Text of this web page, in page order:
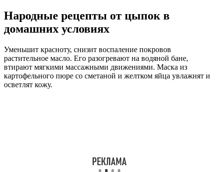
Народные рецепты от цыпок в
домашних условиях
Уменьшит красноту, снизит воспаление покровов
растительное масло. Его разогревают на водяной бане,
втирают мягкими массажными движениями. Маска из
картофельного пюре со сметаной и желтком яйца увлажнят и
осветлят кожу.